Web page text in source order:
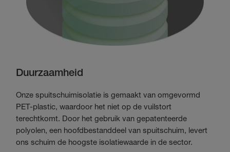
Duurzaamheid
Onze spuitschuimisolatie is gemaakt van omgevormd
PET-plastic, waardoor het niet op de vuilstort
terechtkomt. Door het gebruik van gepatenteerde
polyolen, een hoofdbestanddeel van spuitschuim, levert
ons schuim de hoogste isolatiewaarde in de sector.